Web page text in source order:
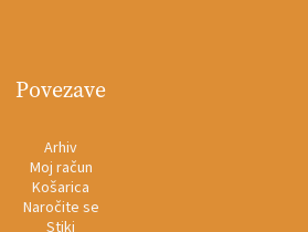
Povezave
Arhiv
Moj račun
Košarica
Naročite se